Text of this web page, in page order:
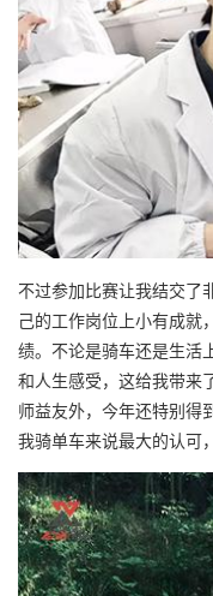
不过参加比赛让我结交了
己的工作岗位上小有成就
绩。不论是骑车还是生活
和人生感受，这给我带来
师益友外，今年还特别得
我骑单车来说最大的认可